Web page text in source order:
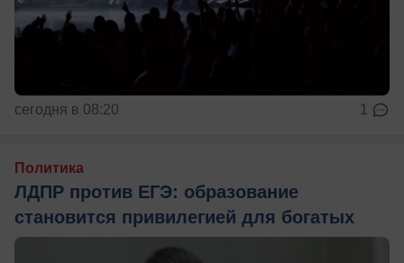
сегодня в 08:20 1
Политика
ЛДПР против ЕГЭ: образование
становится привилегией для богатых